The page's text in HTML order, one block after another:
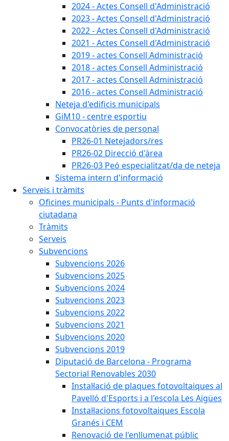
2024 - Actes Consell d'Administració
2023 - Actes Consell d'Administració
2022 - Actes Consell d'Administració
2021 - Actes Consell d'Administració
2019 - actes Consell Administració
2018 - actes Consell Administració
2017 - actes Consell Administració
2016 - actes Consell Administració
Neteja d'edificis municipals
GiM10 - centre esportiu
Convocatòries de personal
PR26-01 Netejadors/res
PR26-02 Direcció d'àrea
PR26-03 Peó especialitzat/da de neteja
Sistema intern d'informació
Serveis i tràmits
Oficines municipals - Punts d'informació
ciutadana
Tràmits
Serveis
Subvencions
Subvencions 2026
Subvencions 2025
Subvencions 2024
Subvencions 2023
Subvencions 2022
Subvencions 2021
Subvencions 2020
Subvencions 2019
Diputació de Barcelona - Programa
Sectorial Renovables 2030
Instal·lació de plaques fotovoltaiques al
Pavelló d'Esports i a l'escola Les Aigües
Instal·lacions fotovoltaiques Escola
Granés i CEM
Renovació de l'enllumenat públic